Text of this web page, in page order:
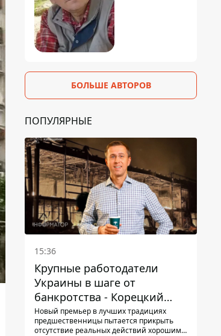
БОЛЬШЕ АВТОРОВ
ПОПУЛЯРНЫЕ
15:36
Крупные работодатели
Украины в шаге от
банкротства - Корецкий
обещает им… новые склады
Новый премьер в лучших традициях
предшественницы пытается прикрыть
отсутствие реальных действий хорошими